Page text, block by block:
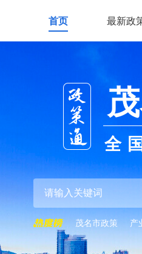
首页 最新政
全
茂名市政策 产